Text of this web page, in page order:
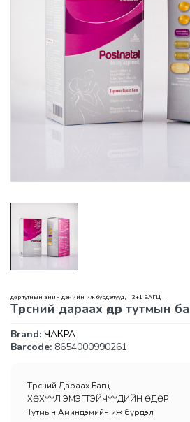
Өдөр тутмын амин дэмийн иж бүрдэлүүд, 2+1 БАГЦ ,
Төрсний дараах өдөр тутмын
Brand: ЧАКРА
Barcode: 8654000990261
Төрсний Дараах Багц
ХӨХҮҮЛ ЭМЭГТЭЙЧҮҮДИЙН ӨДӨР
Тутмын Аминдэмийн иж бүрдэл